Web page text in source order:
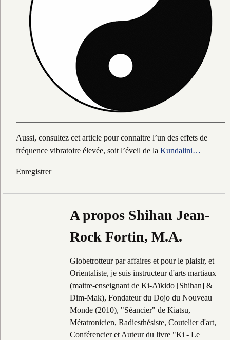
Aussi, consultez cet article pour connaitre l’un des effets de
fréquence vibratoire élevée, soit l’éveil de la Kundalini…
Enregistrer
A propos Shihan Jean-
Rock Fortin, M.A.
Globetrotteur par affaires et pour le plaisir, et
Orientaliste, je suis instructeur d'arts martiaux
(maitre-enseignant de Ki-Aïkido [Shihan] &
Dim-Mak), Fondateur du Dojo du Nouveau
Monde (2010), "Séancier" de Kiatsu,
Métatronicien, Radiesthésiste, Coutelier d'art,
Conférencier et Auteur du livre "Ki - Le